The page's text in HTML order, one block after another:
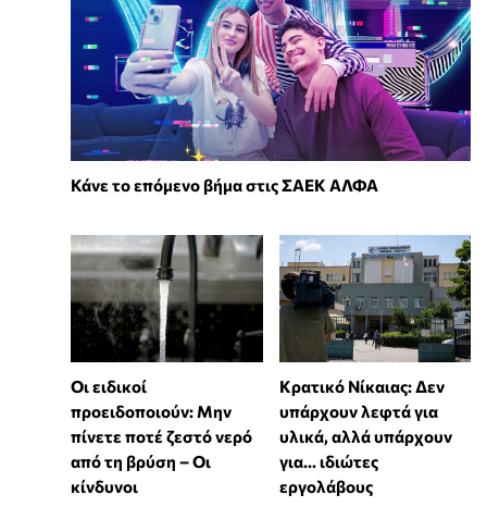
Κάνε το επόμενο βήμα στις ΣΑΕΚ ΑΛΦΑ
Οι ειδικοί
προειδοποιούν: Μην
πίνετε ποτέ ζεστό νερό
από τη βρύση – Οι
κίνδυνοι
Κρατικό Νίκαιας: Δεν
υπάρχουν λεφτά για
υλικά, αλλά υπάρχουν
για... ιδιώτες
εργολάβους